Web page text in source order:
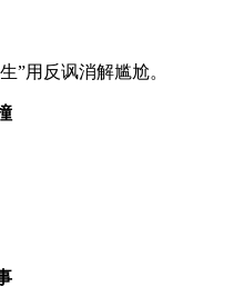
”用反讽消解尴尬。